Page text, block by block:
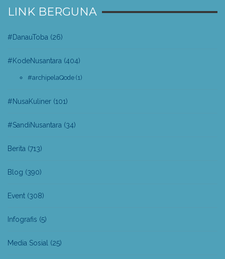
LINK BERGUNA
#DanauToba (26)
#KodeNusantara (404)
#archipelaQode (1)
#NusaKuliner (101)
#SandiNusantara (34)
Berita (713)
Blog (390)
Event (308)
Infografis (5)
Media Sosial (25)